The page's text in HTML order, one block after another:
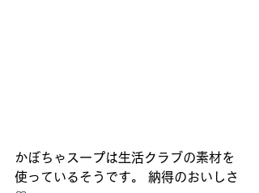
かぼちゃスープは生活クラブの素材を
使っているそうです。 納得のおいしさ